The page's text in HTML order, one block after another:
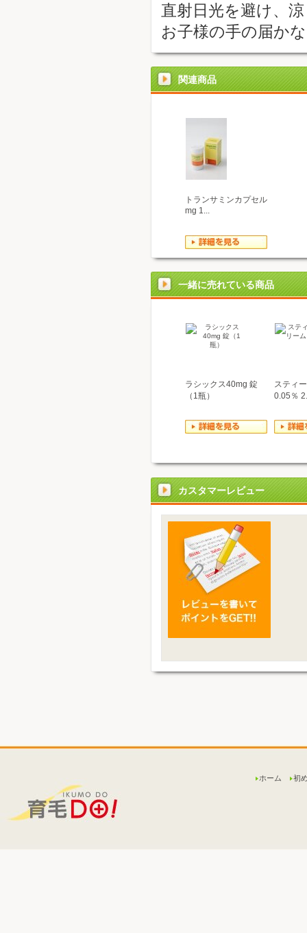
直射日光を避け、
お子様の手の届か
関連商品
トランサミンカプセル
mg 1...
一緒に売れている商品
ラシックス40mg 錠
（1瓶）
スティ
0.05％
カスタマーレビュー
ホーム 初